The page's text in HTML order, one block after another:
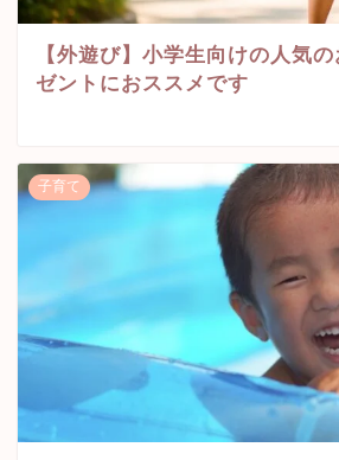
【外遊び】小学生向けの人気
ゼントにおススメです
子育て